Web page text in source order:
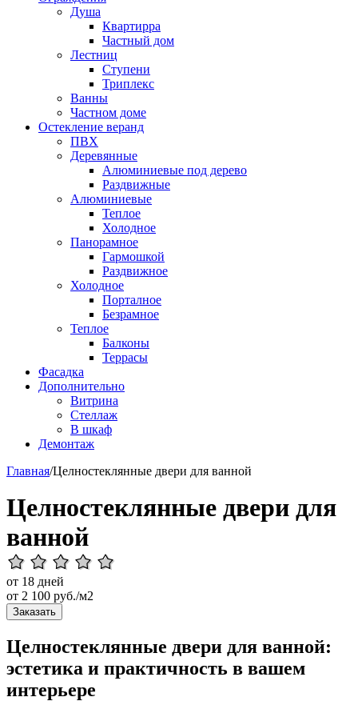
Душа
Квартирра
Частный дом
Лестниц
Ступени
Триплекс
Ванны
Частном доме
Остекление веранд
ПВХ
Деревянные
Алюминиевые под дерево
Раздвижные
Алюминиевые
Теплое
Холодное
Панорамное
Гармошкой
Раздвижное
Холодное
Порталное
Безрамное
Теплое
Балконы
Террасы
Фасадка
Дополнительно
Витрина
Стеллаж
В шкаф
Демонтаж
Главная/Целностеклянные двери для ванной
Целностеклянные двери для
ванной
от 18 дней
от 2 100 руб./м2
Заказать
Целностеклянные двери для ванной:
эстетика и практичность в вашем
интерьере